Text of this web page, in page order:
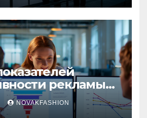
рекламы
точек
NOVAKFASHION